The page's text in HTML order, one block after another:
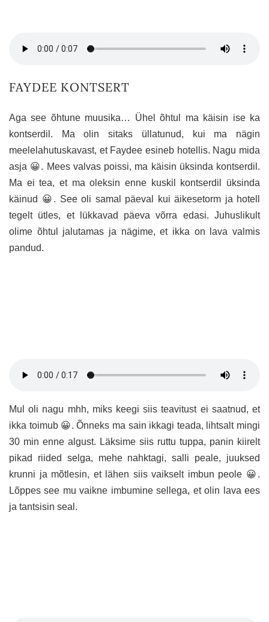
FAYDEE KONTSERT
Aga see õhtune muusika… Ühel õhtul ma käisin ise ka
kontserdil. Ma olin sitaks üllatunud, kui ma nägin
meelelahutuskavast, et Faydee esineb hotellis. Nagu mida
asja 😀. Mees valvas poissi, ma käisin üksinda kontserdil.
Ma ei tea, et ma oleksin enne kuskil kontserdil üksinda
käinud 😀. See oli samal päeval kui äikesetorm ja hotell
tegelt ütles, et lükkavad päeva võrra edasi. Juhuslikult
olime õhtul jalutamas ja nägime, et ikka on lava valmis
pandud.
Mul oli nagu mhh, miks keegi siis teavitust ei saatnud, et
ikka toimub 😀. Õnneks ma sain ikkagi teada, lihtsalt mingi
30 min enne algust. Läksime siis ruttu tuppa, panin kiirelt
pikad riided selga, mehe nahktagi, salli peale, juuksed
krunni ja mõtlesin, et lähen siis vaikselt imbun peole 😀.
Lõppes see mu vaikne imbumine sellega, et olin lava ees
ja tantsisin seal.